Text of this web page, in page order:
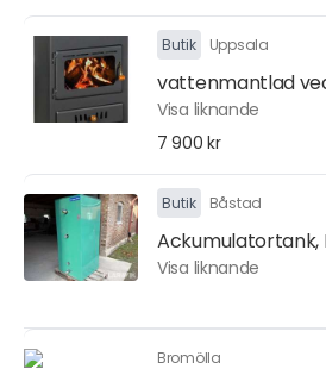
Butik Uppsala
vattenmantlad
Visa liknande
7 900 kr
Butik Båstad
Ackumulatortank,
Visa liknande
Bromölla